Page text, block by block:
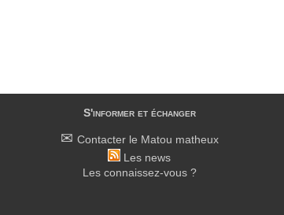
S'informer et échanger
Contacter le Matou matheux
Les news
Les connaissez-vous ?